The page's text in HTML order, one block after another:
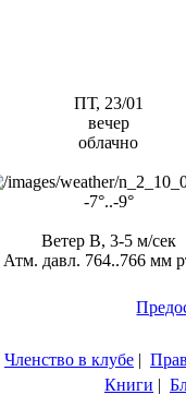
ПТ, 23/01
вечер
облачно
-7°..-9°
Ветер В, 3-5 м/сек
Атм. давл. 764..766 мм
Членство в клубе |
Книги |